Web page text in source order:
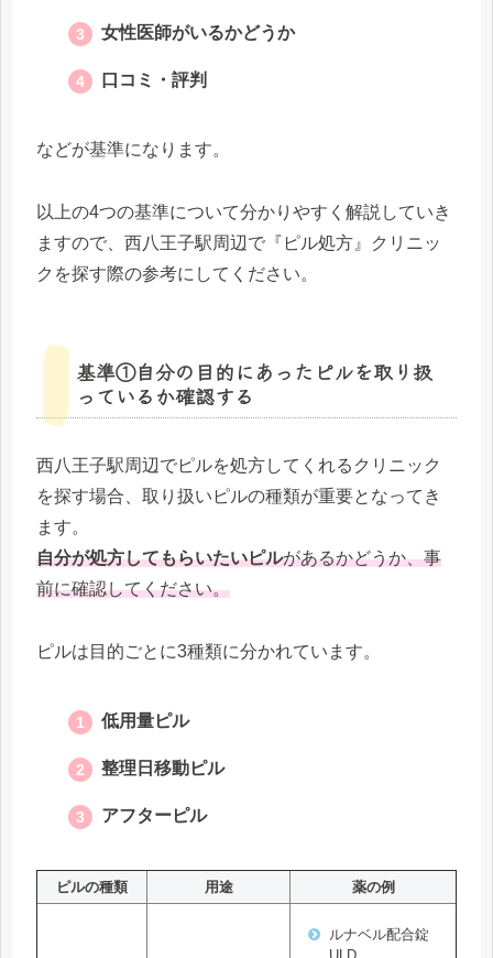
女性医師がいるかどうか
口コミ・評判
などが基準になります。
以上の4つの基準について分かりやすく解説していき
ますので、西八王子駅周辺で『ピル処方』クリニッ
クを探す際の参考にしてください。
基準①自分の目的にあったピルを取り扱
っているか確認する
西八王子駅周辺でピルを処方してくれるクリニック
を探す場合、取り扱いピルの種類が重要となってき
ます。
自分が処方してもらいたいピルがあるかどうか、事
前に確認してください。
ピルは目的ごとに3種類に分かれています。
低用量ピル
整理日移動ピル
アフターピル
ピルの種類 用途 薬の例
ルナベル配合錠